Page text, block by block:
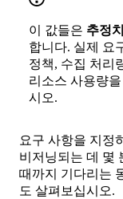
이 값들은 추정
합니다. 실제 요
정책, 수집 처리
리소스 사용량
시오.
요구 사항을 지정
비저닝되는 데 몇
때까지 기다리는
도 살펴보십시오.